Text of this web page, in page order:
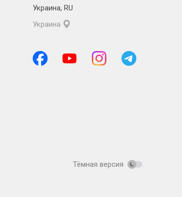
Украина, RU
Украина
Тёмная версия